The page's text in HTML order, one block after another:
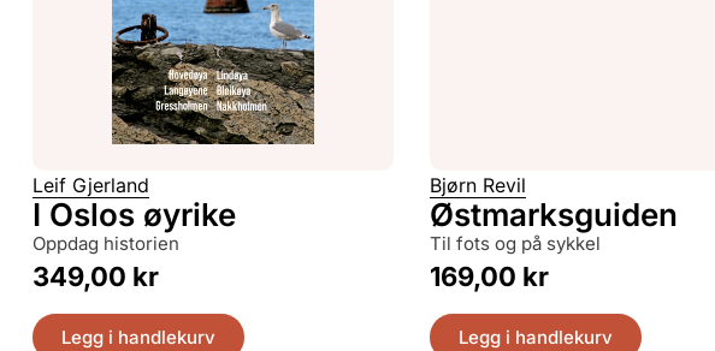
Leif Gjerland
I Oslos øyrike
Oppdag historien
349,00 kr
Legg i handlekurv
Bjørn Revil
Østmarksguiden
til fots og på sykkel
169,00 kr
Legg i handlekurv